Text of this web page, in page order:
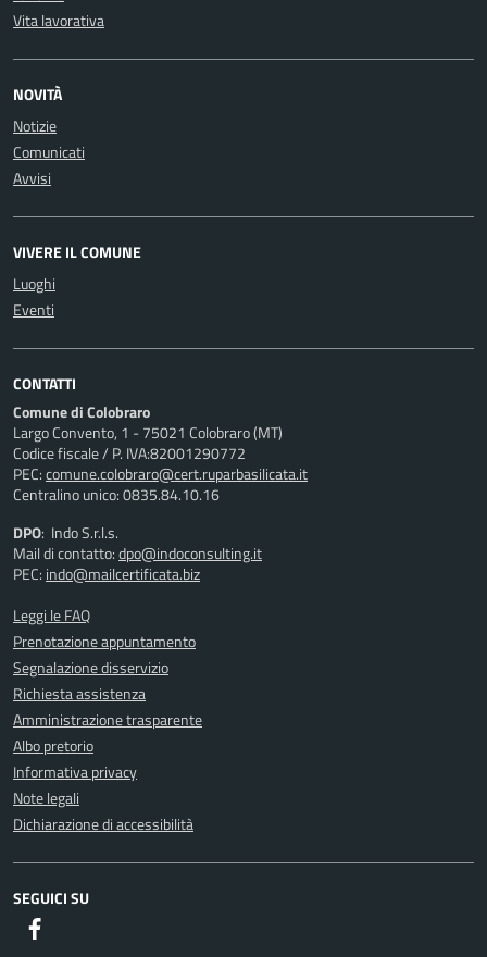
Vita lavorativa
NOVITÀ
Notizie
Comunicati
Avvisi
VIVERE IL COMUNE
Luoghi
Eventi
CONTATTI
Comune di Colobraro
Largo Convento, 1 - 75021 Colobraro (MT)
Codice fiscale / P. IVA:82001290772
PEC:comune.colobraro@cert.ruparbasilicata.it
Centralino unico: 0835.84.10.16
DPO: Indo S.r.l.s.
Mail di contatto:dpo@indoconsulting.it
PEC: indo@mailcertificata.biz
Leggi le FAQ
Prenotazione appuntamento
Segnalazione disservizio
Richiesta assistenza
Amministrazione trasparente
Albo pretorio
Informativa privacy
Note legali
Dichiarazione di accessibilità
SEGUICI SU